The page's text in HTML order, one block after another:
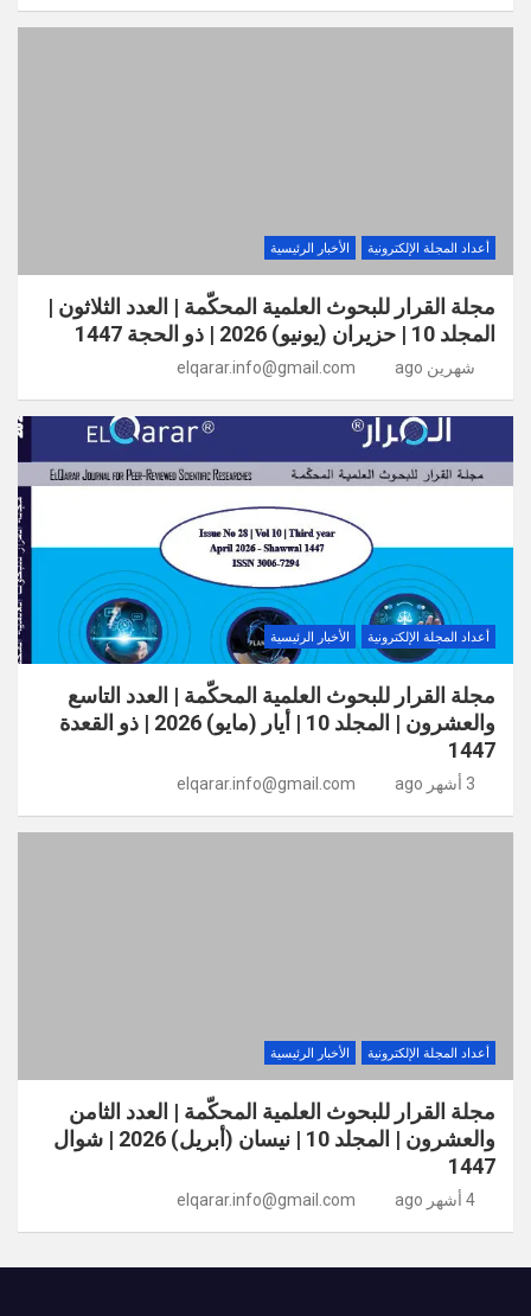
أعداد المجلة الإلكترونية الأخبار الرئيسية
مجلة القرار للبحوث العلمية المحكّمة | العدد الثلاثون |
المجلد 10 | حزيران (يونيو) 2026 | ذو الحجة 1447
شهرين ago elqarar.info@gmail.com
أعداد المجلة الإلكترونية الأخبار الرئيسية
مجلة القرار للبحوث العلمية المحكّمة | العدد التاسع
والعشرون | المجلد 10 | أيار (مايو) 2026 | ذو القعدة
1447
3 أشهر ago elqarar.info@gmail.com
أعداد المجلة الإلكترونية الأخبار الرئيسية
مجلة القرار للبحوث العلمية المحكّمة | العدد الثامن
والعشرون | المجلد 10 | نيسان (أبريل) 2026 | شوال
1447
4 أشهر ago elqarar.info@gmail.com